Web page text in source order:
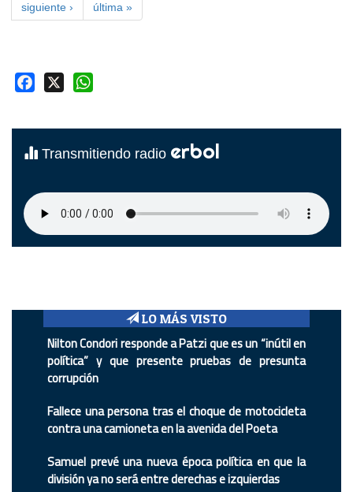
siguiente › última »
Facebook
Transmitiendo radio erbol
LO MÁS VISTO
Nilton Condori responde a Patzi que es un “inútil en
política” y que presente pruebas de presunta
corrupción
Fallece una persona tras el choque de motocicleta
contra una camioneta en la avenida del Poeta
Samuel prevé una nueva época política en que la
división ya no será entre derechas e izquierdas